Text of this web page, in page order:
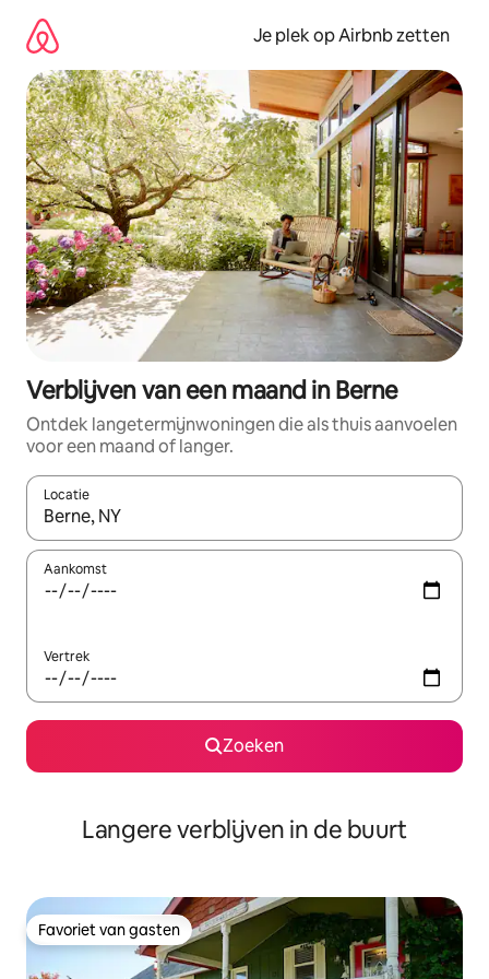
direct
naar
inhoud
Je plek op Airbnb zetten
Verblijven van een maand in Berne
Ontdek langetermijnwoningen die als thuis aanvoelen
voor een maand of langer.
Locatie
Wanneer er resultaten beschikbaar zijn, maak je een keuze
Aankomst
Vertrek
Zoeken
Langere verblijven in de buurt
Favoriet van gasten
Favoriet van gasten